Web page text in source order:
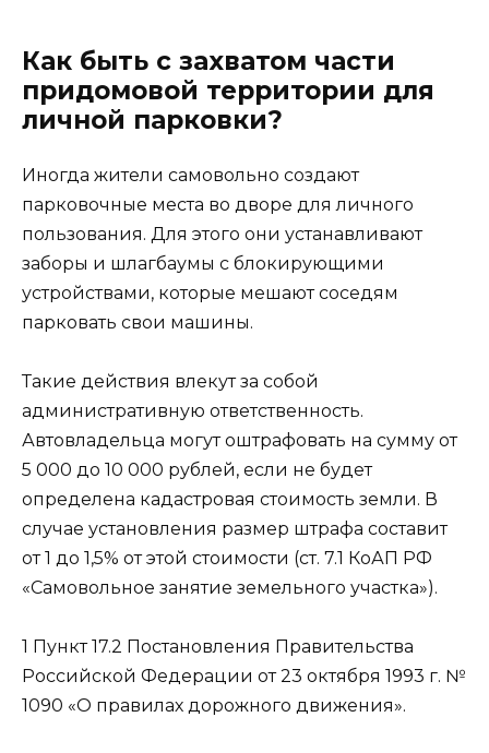
Как быть с захватом части
придомовой территории для
личной парковки?
Иногда жители самовольно создают
парковочные места во дворе для личного
пользования. Для этого они устанавливают
заборы и шлагбаумы с блокирующими
устройствами, которые мешают соседям
парковать свои машины.
Такие действия влекут за собой
административную ответственность.
Автовладельца могут оштрафовать на сумму от
5 000 до 10 000 рублей, если не будет
определена кадастровая стоимость земли. В
случае установления размер штрафа составит
от 1 до 1,5% от этой стоимости (ст. 7.1 КоАП РФ
«Самовольное занятие земельного участка»).
1 Пункт 17.2 Постановления Правительства
Российской Федерации от 23 октября 1993 г. №
1090 «О правилах дорожного движения».